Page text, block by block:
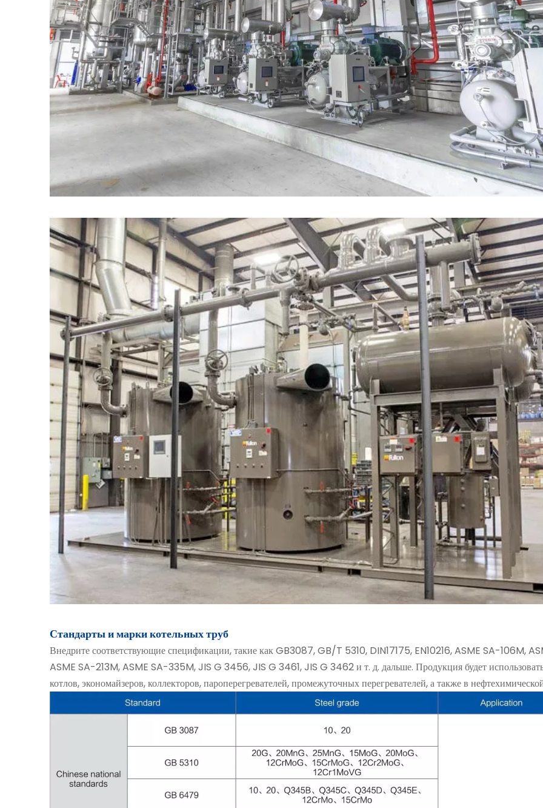
Стандарты и марки котельных труб
Внедрите соответствующие спецификации, такие как GB3087, GB/T 5310, DIN17175, EN10216, ASME SA-106M,
ASME SA-213M, ASME SA-335M, JIS G 3456, JIS G 3461, JIS G 3462 и т. д. дальше. Продукция будет
котлов, экономайзеров, коллекторов, пароперегревателей, промежуточных перегревателей, а также в